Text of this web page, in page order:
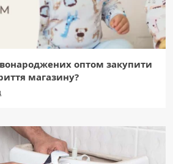
оптом закупити
магазину?